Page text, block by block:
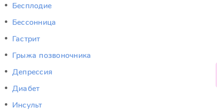
Бесплодие
Бессонница
Гастрит
Грыжа позвоночника
Депрессия
Диабет
Инсульт